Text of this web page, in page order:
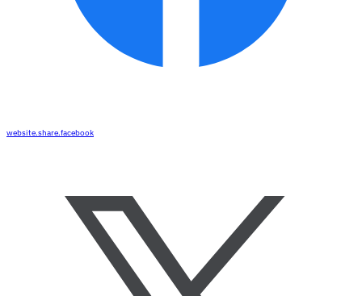
website.share.facebook